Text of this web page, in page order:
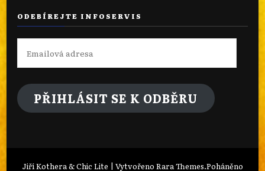
ODEBÍREJTE INFOSERVIS
Emailová
adresa
PŘIHLÁSIT SE K ODBĚRU
Jiří Kothera & Chic Lite | Vytvořeno Rara Themes.Poháněno